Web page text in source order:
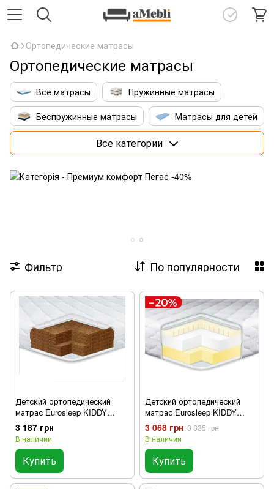
Ортопедические матрасы
Ортопедические матрасы
Все матрасы
Пружинные матрасы
Беспружинные матрасы
Матрасы для детей
Матрасы 160х200 см
Премиум матрасы
Все категории
Фильтр По популярности
Детский ортопедический
матрас Eurosleep KIDDY
SUPER COCOS
3 187 грн
В наличии
Купить
Детский ортопедический
матрас Eurosleep KIDDY
LATEX-MEMORY
3 068 грн 3 835 грн
В наличии
Купить